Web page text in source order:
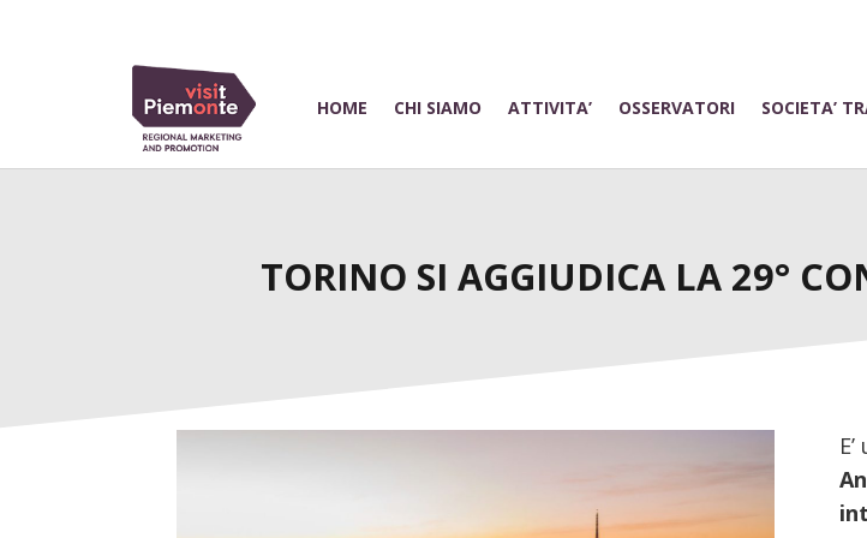
HOME CHI SIAMO ATTIVITA’ OSSERVATORI SOCIETA’
TORINO SI AGGIUDICA LA 29°